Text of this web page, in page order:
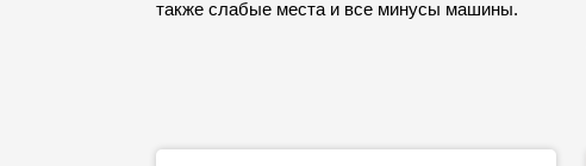
также слабые места и все минусы машины.